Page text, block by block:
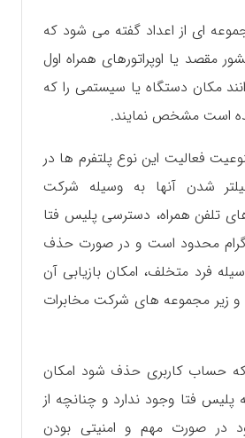
ای از اعداد گفته می شود که
مقصد یا اوپراتورهای همراه اول
مکان دستگاه یا سیستمی را که
است مشخص نمایند.
فعالیت این نوع پلتفرم ها در
شدن آنها به وسیله شرکت
تلفن همراه، دسترسی پلیس فتا
محدود است و در صورت حذف
فرد متخلف، امکان بازیابی آن
و زیر مجموعه های شرکت مخابرات
که حساب کاربری حذف شود امکان
پلیس فتا وجود ندارد و چنانچه از
در صورت مهم و امنیتی بودن